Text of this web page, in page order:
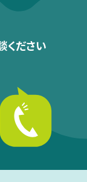
ください